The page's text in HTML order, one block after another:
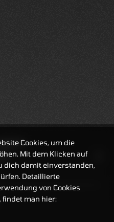
Cookies, um die
Mit dem Klicken auf
dich damit einverstanden,
Detaillierte
von Cookies
man hier: